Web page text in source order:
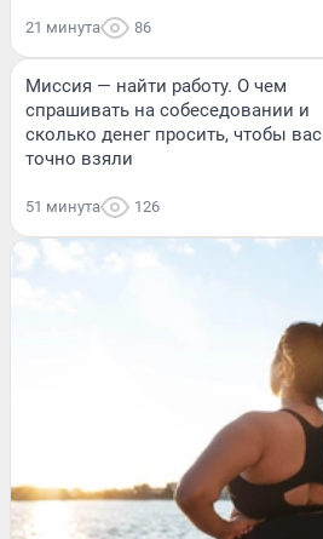
21 минута 86
Миссия — найти работу. О чем
спрашивать на собеседовании и
сколько денег просить, чтобы вас
точно взяли
51 минута 126